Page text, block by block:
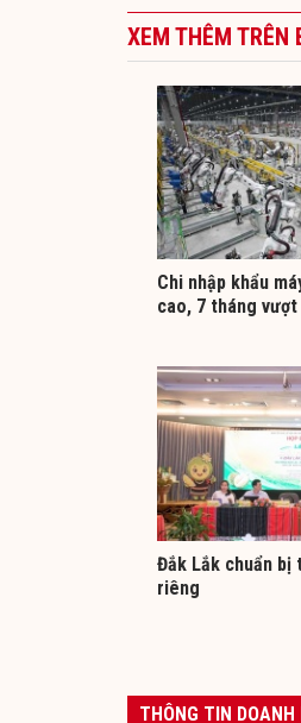
XEM THÊM TRÊN
Chi nhập khẩu
cao, 7 tháng vượt
Đắk Lắk chuẩn bị
riêng
THÔNG TIN DOANH